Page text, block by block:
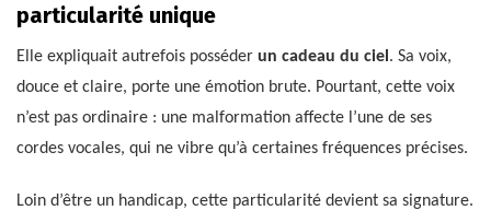
particularité unique
Elle expliquait autrefois posséder un cadeau du ciel . Sa voix,
douce et claire, porte une émotion brute. Pourtant, cette voix
n’est pas ordinaire : une malformation affecte l’une de ses
cordes vocales, qui ne vibre qu’à certaines fréquences précises.
Loin d’être un handicap, cette particularité devient sa signature.